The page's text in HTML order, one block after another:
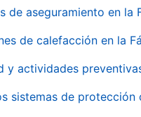
aseguramiento en la
de calefacción en la
y actividades
sistemas de